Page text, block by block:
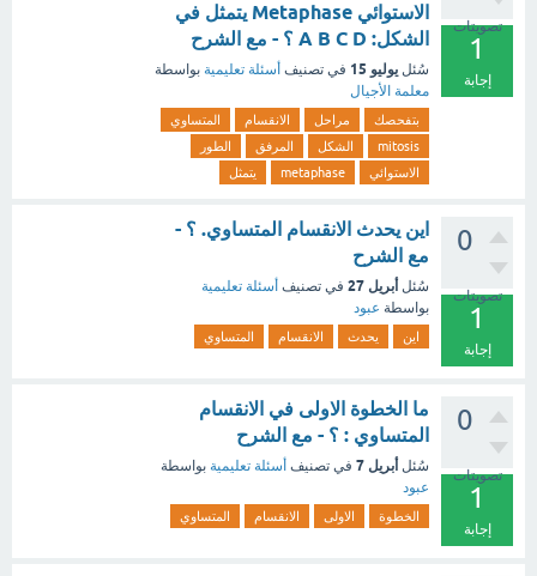
تصويتات
1
إجابة
الاستوائي Metaphase يتمثل في
الشكل: A B C D ؟ - مع الشرح
سُئل يوليو 15 في تصنيف أسئلة تعليمية بواسطة
معلمة الأجيال
بتفحصك مراحل الانقسام
المتساوي
mitosis
الشكل المرفق
الطور
الاستوائي
metaphase يتمثل
0
تصويتات
1
إجابة
اين يحدث الانقسام المتساوي. ؟ -
مع الشرح
سُئل أبريل 27 في تصنيف أسئلة تعليمية
بواسطة عبود
اين يحدث الانقسام المتساوي
0
تصويتات
1
إجابة
ما الخطوة الاولى في الانقسام
المتساوي : ؟ - مع الشرح
سُئل أبريل 7 في تصنيف أسئلة تعليمية بواسطة
عبود
الخطوة الاولى الانقسام المتساوي